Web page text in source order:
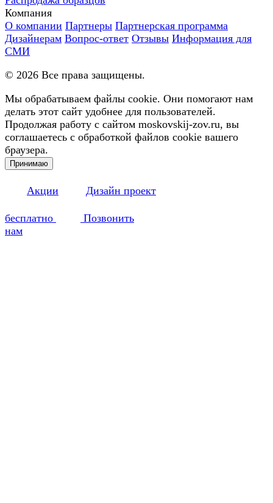
Компания
О компании Партнеры Партнерская программа
Дизайнерам Вопрос-ответ Отзывы Информация для
СМИ
© 2026 Все права защищены.
Мы обрабатываем файлы cookie. Они помогают нам
делать этот сайт удобнее для пользователей.
Продолжая работу с сайтом moskovskij-zov.ru, вы
соглашаетесь с обработкой файлов cookie вашего
браузера.
Принимаю
Акции Дизайн проект
бесплатно
Позвонить
нам